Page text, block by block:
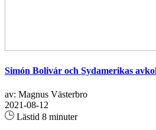
Simón Bolivár och Sydamerikas
av: Magnus Västerbro
2021-08-12
Lästid 8 minuter